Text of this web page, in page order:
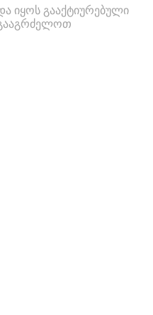
იყოს გააქტიურებული